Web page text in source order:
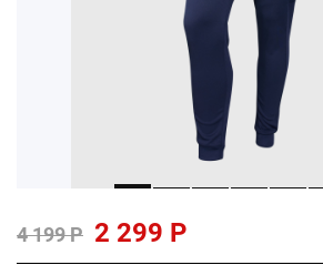
4 199 Р 2 299 Р